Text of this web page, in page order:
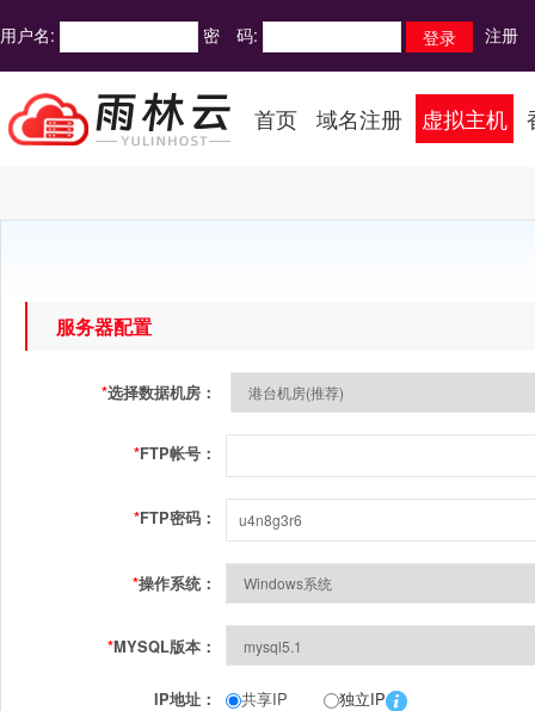
用户名: 密 码: 注册
首页 域名注册 虚拟主机
服务器配置
*选择数据机房：
*FTP帐号：
*FTP密码：
*操作系统：
*MYSQL版本：
IP地址： 共享IP 独立IP